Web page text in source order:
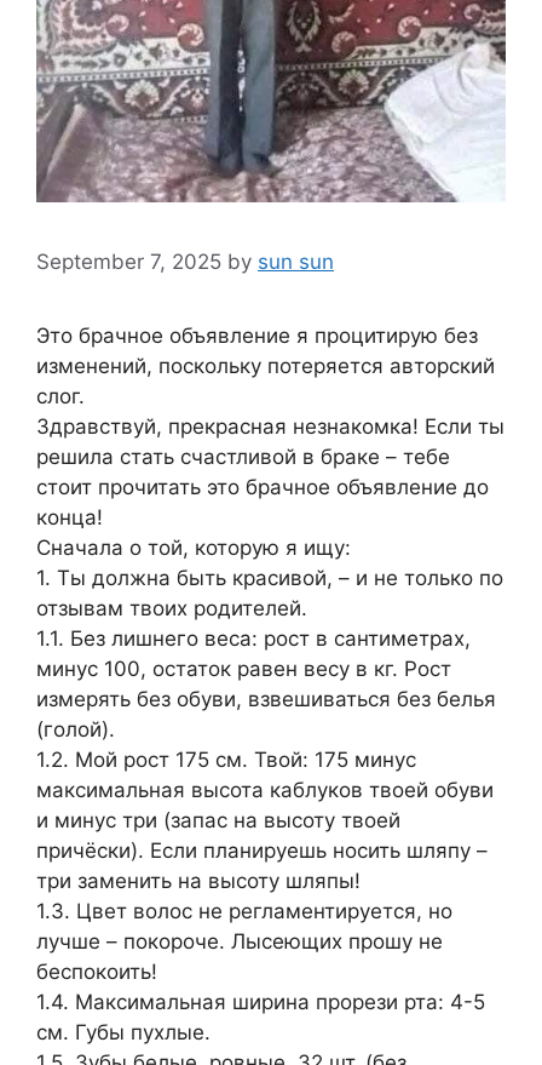
September 7, 2025 by sun sun
Это брачное объявление я процитирую без
изменений, поскольку потеряется авторский
слог.
Здравствуй, прекрасная незнакомка! Если ты
решила стать счастливой в браке – тебе
стоит прочитать это брачное объявление до
конца!
Сначала о той, которую я ищу:
1. Ты должна быть красивой, – и не только по
отзывам твоих родителей.
1.1. Без лишнего веса: рост в сантиметрах,
минус 100, остаток равен весу в кг. Рост
измерять без обуви, взвешиваться без белья
(голой).
1.2. Мой рост 175 см. Твой: 175 минус
максимальная высота каблуков твоей обуви
и минус три (запас на высоту твоей
причёски). Если планируешь носить шляпу –
три заменить на высоту шляпы!
1.3. Цвет волос не регламентируется, но
лучше – покороче. Лысеющих прошу не
беспокоить!
1.4. Максимальная ширина прорези рта: 4-5
см. Губы пухлые.